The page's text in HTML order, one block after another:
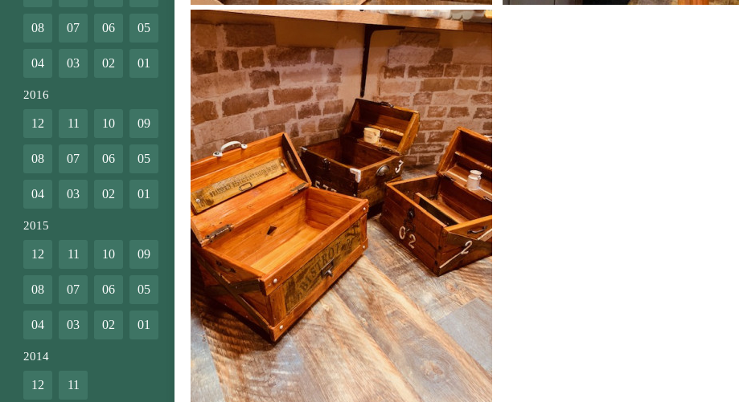
08 07 06 05
04 03 02 01
2016
12 11 10 09
08 07 06 05
04 03 02 01
2015
12 11 10 09
08 07 06 05
04 03 02 01
2014
12 11